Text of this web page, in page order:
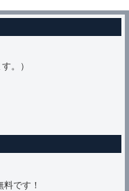
。）
です！